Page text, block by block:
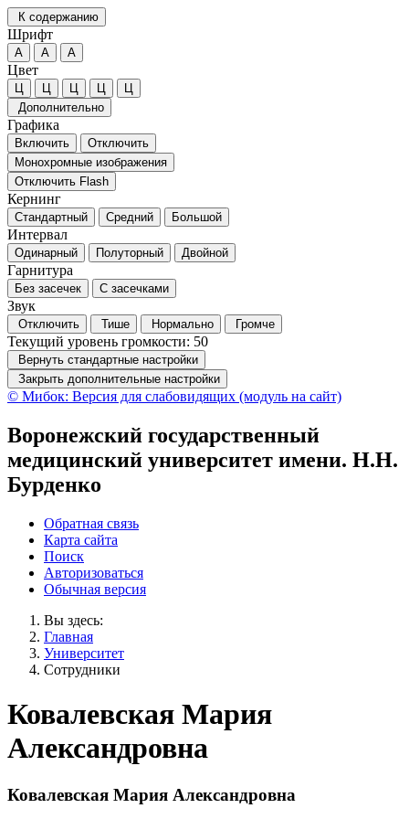
К содержанию
Шрифт
А А А
Цвет
Ц Ц Ц Ц
Ц
Дополнительно
Графика
Включить
Отключить
Монохромные изображения
Отключить Flash
Кернинг
Стандартный Средний Большой
Интервал
Одинарный Полуторный Двойной
Гарнитура
Без засечек С засечками
Звук
Отключить Тише Нормально Громче
Текущий уровень громкости: 50
Вернуть стандартные настройки
Закрыть дополнительные настройки
© Мибок: Версия для слабовидящих (модуль на сайт)
Воронежский государственный
медицинский университет имени. Н.Н.
Бурденко
Обратная связь
Карта сайта
Поиск
Авторизоваться
Обычная версия
Вы здесь:
Главная
Университет
Сотрудники
Ковалевская Мария
Александровна
Ковалевская Мария Александровна